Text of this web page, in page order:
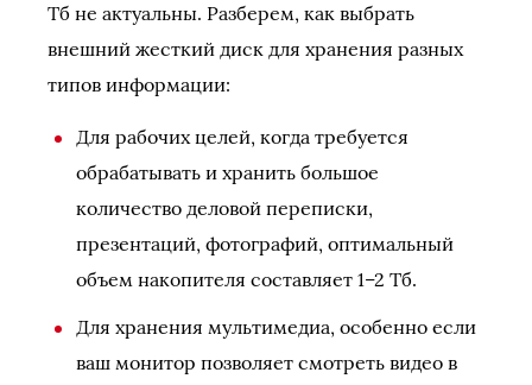
Тб не актуальны. Разберем, как выбрать
внешний жесткий диск для хранения разных
типов информации:
Для рабочих целей, когда требуется
обрабатывать и хранить большое
количество деловой переписки,
презентаций, фотографий, оптимальный
объем накопителя составляет 1–2 Тб.
Для хранения мультимедиа, особенно если
ваш монитор позволяет смотреть видео в